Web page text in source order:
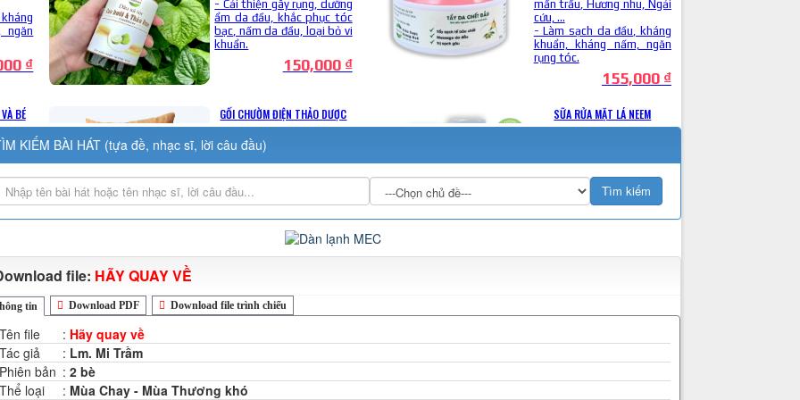
KIẾM BÀI HÁT (tựa đề, nhạc sĩ, lời câu đầu)
file: HÃY QUAY VỀ
tin Download PDF Download file trình chiếu
Tên file : Hãy quay về
Tác giả
: Lm. Mi Trầm
Phiên bản : 2 bè
Thể loại
: Mùa Chay - Mùa Thương khó